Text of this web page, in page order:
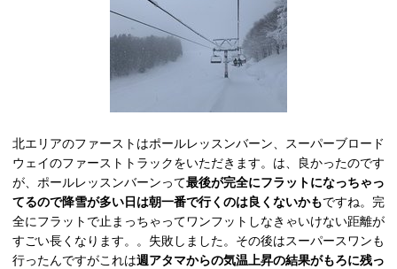
北エリアのファーストはポールレッスンバーン、スーパーブロード
ウェイのファーストトラックをいただきます。は、良かったのです
が、ポールレッスンバーンって最後が完全にフラットになっちゃっ
てるので降雪が多い日は朝一番で行くのは良くないかもですね。完
全にフラットで止まっちゃってワンフットしなきゃいけない距離が
すごい長くなります。。失敗しました。その後はスーパースワンも
行ったんですがこれは週アタマからの気温上昇の結果がもろに残っ